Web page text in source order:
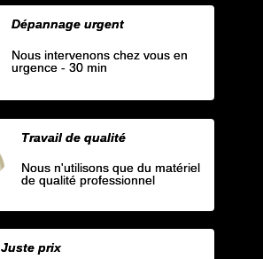
Dépannage urgent
Nous intervenons chez vous en
urgence - 30 min
Travail de qualité
Nous n'utilisons que du matériel
de qualité professionnel
Juste prix